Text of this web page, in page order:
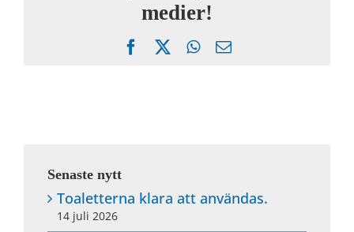
medier!
FacebookWhatsApp
Email
Senaste nytt
Toaletterna klara att användas.
14 juli 2026